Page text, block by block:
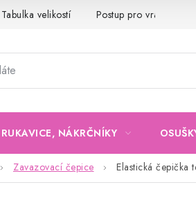
Tabulka velikostí Postup pro vrácení a
NÁKRČNÍKY
Zavazovací čepice Elastická čepička